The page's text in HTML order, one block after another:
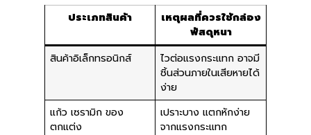
ประเภทสินค้า
เหตุผลที่ควรใช้กล่อง
พัสดุหนา
สินค้าอิเล็กทรอนิกส์
ไวต่อแรงกระแทก อาจมี
ชิ้นส่วนภายในเสียหายได้
ง่าย
แก้ว เซรามิก ของ
ตกแต่ง
เปราะบาง แตกหักง่าย
จากแรงกระแทก